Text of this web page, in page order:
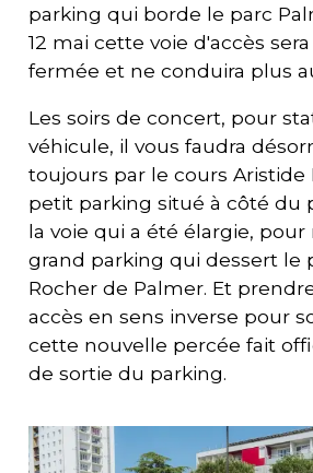
parking qui borde le parc
12 mai cette voie d'accès
fermée et ne conduira plus
Les soirs de concert, pour
véhicule, il vous faudra
toujours par le cours Aristide
petit parking situé à côté du
la voie qui a été élargie, pour
grand parking qui dessert le
Rocher de Palmer. Et
accès en sens inverse pour
cette nouvelle percée fait
de sortie du parking.